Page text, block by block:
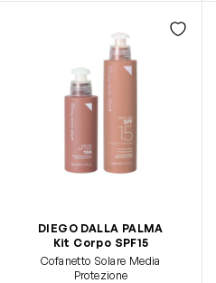
DIEGO DALLA PALMA
Kit Corpo SPF15
Cofanetto Solare Media
Protezione